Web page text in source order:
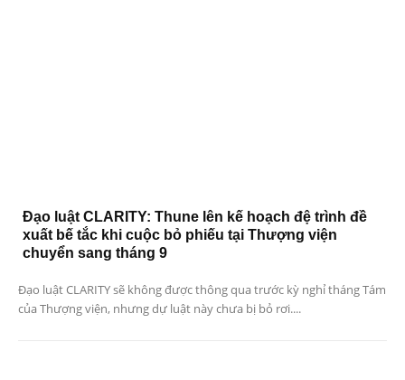
Đạo luật CLARITY: Thune lên kế hoạch đệ trình đề
xuất bế tắc khi cuộc bỏ phiếu tại Thượng viện
chuyển sang tháng 9
Đạo luật CLARITY sẽ không được thông qua trước kỳ nghỉ tháng Tám
của Thượng viện, nhưng dự luật này chưa bị bỏ rơi....